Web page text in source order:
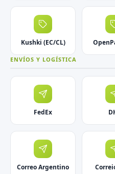
Kushki (EC/CL)
ENVÍOS Y LOGÍSTICA
FedEx
Correo Argentino